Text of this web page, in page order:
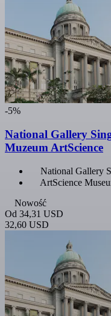
-5%
National Gallery
Muzeum ArtScience
National Gallery
ArtScience
Nowość
Od 34,31 USD
32,60 USD